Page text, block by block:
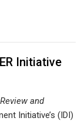
Initiative
and
Initiative’s (IDI)